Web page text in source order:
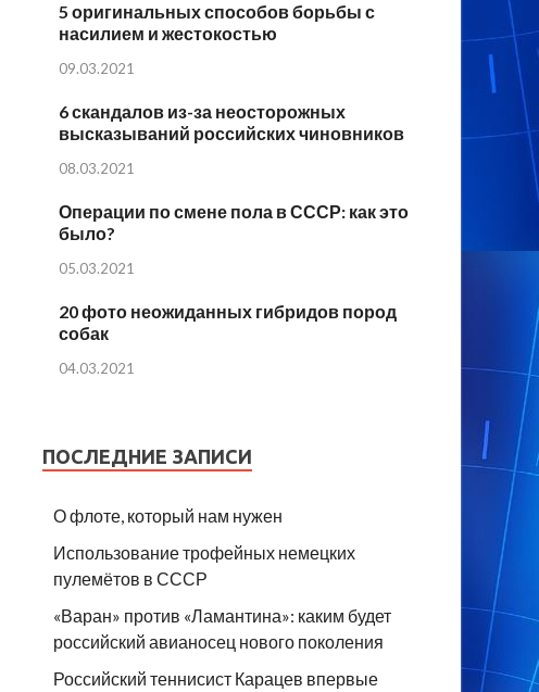
5 оригинальных способов борьбы с
насилием и жестокостью
09.03.2021
6 скандалов из-за неосторожных
высказываний российских чиновников
08.03.2021
Операции по смене пола в СССР: как это
было?
05.03.2021
20 фото неожиданных гибридов пород
собак
04.03.2021
ПОСЛЕДНИЕ ЗАПИСИ
О флоте, который нам нужен
Использование трофейных немецких
пулемётов в СССР
«Варан» против «Ламантина»: каким будет
российский авианосец нового поколения
Российский теннисист Карацев впервые